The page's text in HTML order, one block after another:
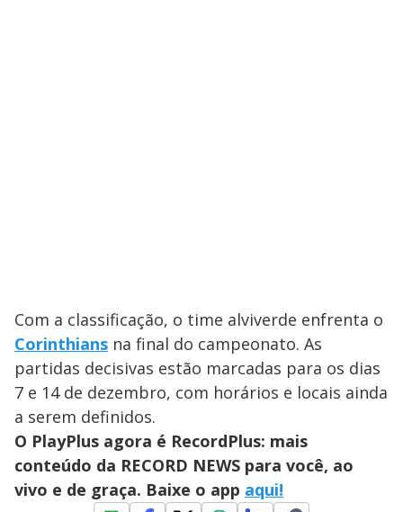
Com a classificação, o time alviverde enfrenta o
Corinthians na final do campeonato. As
partidas decisivas estão marcadas para os dias
7 e 14 de dezembro, com horários e locais ainda
a serem definidos.
O PlayPlus agora é RecordPlus: mais
conteúdo da RECORD NEWS para você, ao
vivo e de graça. Baixe o app aqui!